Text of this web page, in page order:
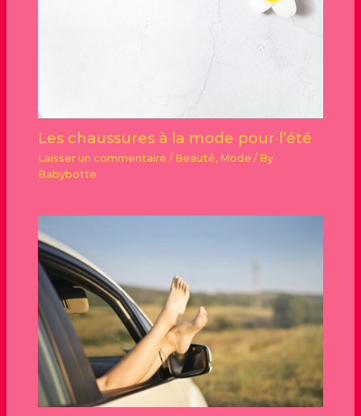
Les chaussures à la mode pour l’été
Laisser un commentaire / Beauté, Mode / By
Babybotte